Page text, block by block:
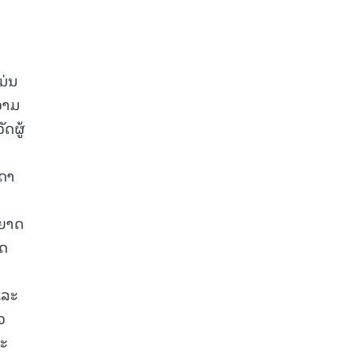
ນ
ມ
ດຜູ້
າ
າດ
ະ